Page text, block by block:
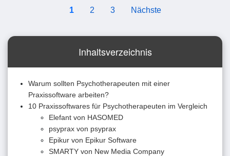
1 2 3 Nächste
Inhaltsverzeichnis
Warum sollten Psychotherapeuten mit einer
Praxissoftware arbeiten?
10 Praxissoftwares für Psychotherapeuten im Vergleich
Elefant von HASOMED
psyprax von psyprax
Epikur von Epikur Software
SMARTY von New Media Company